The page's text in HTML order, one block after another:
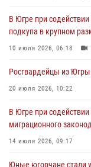
Офицеры Росгвардии и
память генерала
В Югре при силовой
06 августа 2026, 09:07
Урайский отдел
В Югре при
подкупа в крупном
10 июля 2026, 06:18
Росгвардейцы из Югры
20 июля 2026, 10:22
В Югре при
миграционного
14 июля 2026, 09:17
Юные югорчане стали